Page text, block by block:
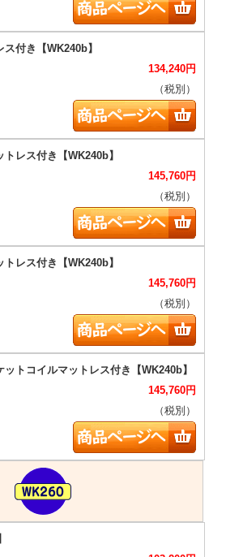
134,240円
（税別）
145,760円
（税別）
145,760円
（税別）
145,760円
（税別）